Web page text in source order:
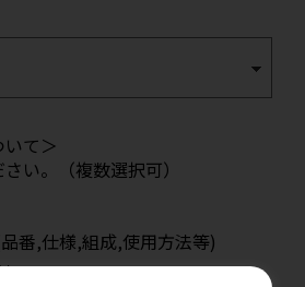
て＞
い。（複数選択可）
番,仕様,組成,使用方法等)